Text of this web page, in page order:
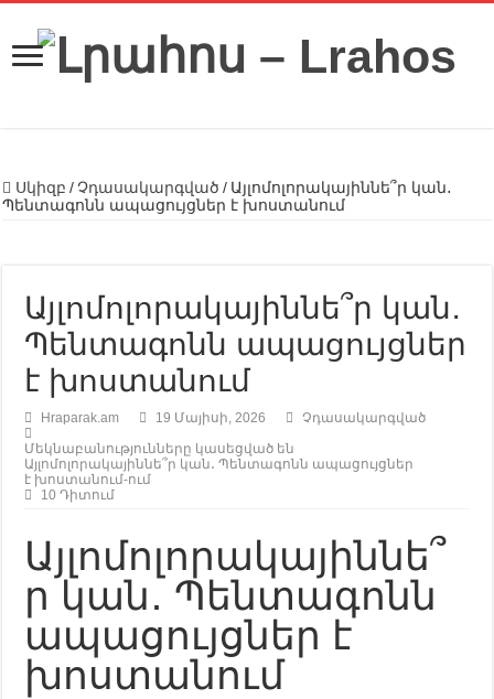
Սկիզբ / Չդասակարգված / Այլոմոլորակայիննե՞ր կան․
Պենտագոնն ապացույցներ է խոստանում
Այլոմոլորակայիննե՞ր կան․
Պենտագոնն ապացույցներ
է խոստանում
Hraparak.am 19 Մայիսի, 2026
Չդասակարգված
Մեկնաբանությունները կասեցված են
Այլոմոլորակայիննե՞ր կան․ Պենտագոնն ապացույցներ
է խոստանում-ում
10 Դիտում
Այլոմոլորակայիննե՞
ր կան․ Պենտագոնն
ապացույցներ է
խոստանում